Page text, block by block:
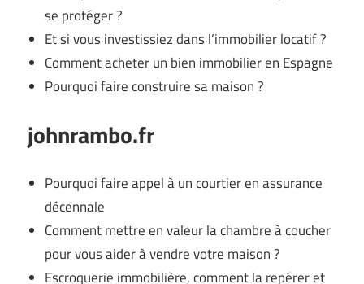
se protéger ?
Et si vous investissiez dans l’immobilier locatif ?
Comment acheter un bien immobilier en Espagne
Pourquoi faire construire sa maison ?
johnrambo.fr
Pourquoi faire appel à un courtier en assurance
décennale
Comment mettre en valeur la chambre à coucher
pour vous aider à vendre votre maison ?
Escroquerie immobilière, comment la repérer et